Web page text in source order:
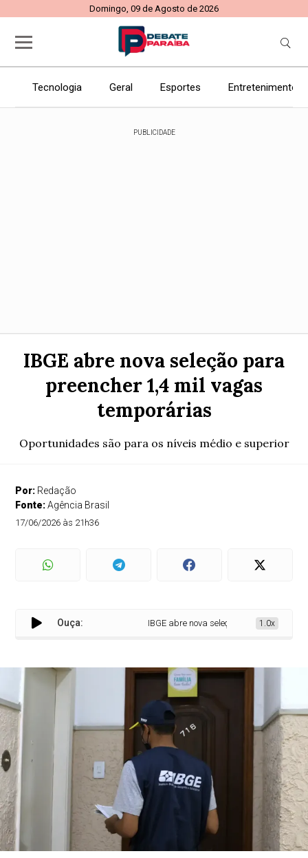
Domingo, 09 de Agosto de 2026
Tecnologia Geral Esportes Entretenimento
PUBLICIDADE
IBGE abre nova seleção para
preencher 1,4 mil vagas
temporárias
Oportunidades são para os níveis médio e superior
Por: Redação
Fonte:Agência Brasil
17/06/2026 às 21h36
Ouça: IBGE abre nova seleção para preencher
1.0x